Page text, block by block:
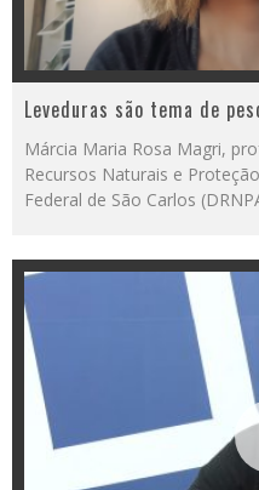
Leveduras são tema de
Márcia Maria Rosa Magri,
Recursos Naturais e
Federal de São Carlos